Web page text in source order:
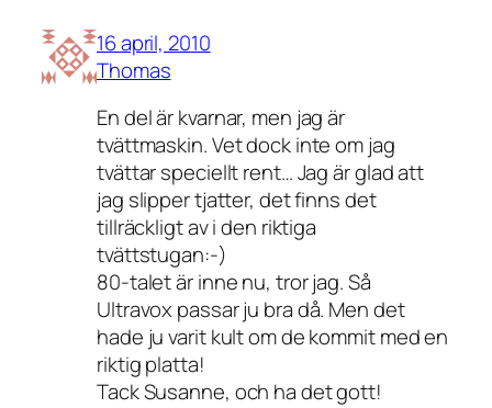
16 april, 2010
Thomas
En del är kvarnar, men jag är
tvättmaskin. Vet dock inte om jag
tvättar speciellt rent… Jag är glad att
jag slipper tjatter, det finns det
tillräckligt av i den riktiga
tvättstugan:-)
80-talet är inne nu, tror jag. Så
Ultravox passar ju bra då. Men det
hade ju varit kult om de kommit med en
riktig platta!
Tack Susanne, och ha det gott!